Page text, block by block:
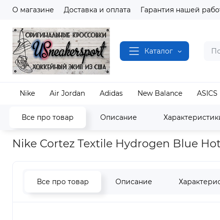
О магазине Доставка и оплата Гарантия нашей
Каталог
Nike Air Jordan Adidas New Balance ASICS
Все про товар Описание
Наш магазин Полный каталог кроссовок Nike
Nike Cortez Textile Hydrogen Blue
Все про товар Описание